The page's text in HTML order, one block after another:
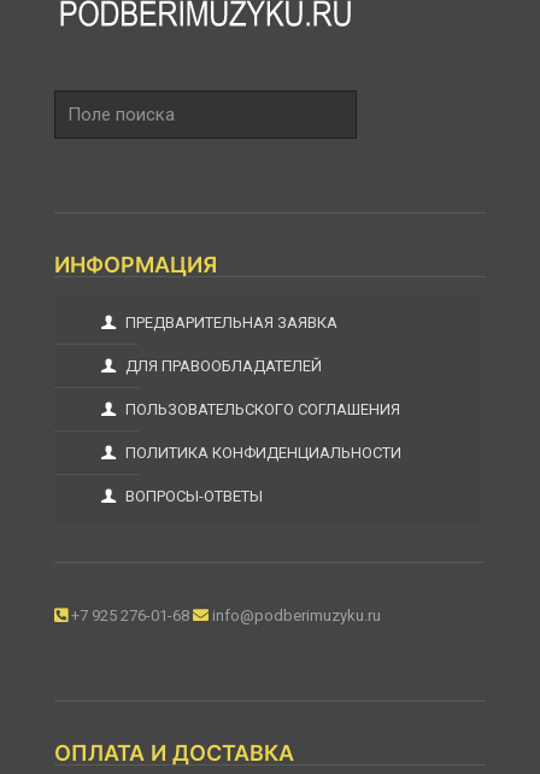
поиска
ИНФОРМАЦИЯ
ПРЕДВАРИТЕЛЬНАЯ ЗАЯВКА
ДЛЯ ПРАВООБЛАДАТЕЛЕЙ
ПОЛЬЗОВАТЕЛЬСКОГО СОГЛАШЕНИЯ
ПОЛИТИКА КОНФИДЕНЦИАЛЬНОСТИ
ВОПРОСЫ-ОТВЕТЫ
+7 925 276-01-68 info@podberimuzyku.ru
ОПЛАТА И ДОСТАВКА